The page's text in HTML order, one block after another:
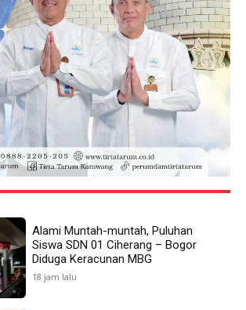
Alami Muntah-muntah, Puluhan
Siswa SDN 01 Ciherang – Bogor
Diduga Keracunan MBG
18 jam lalu